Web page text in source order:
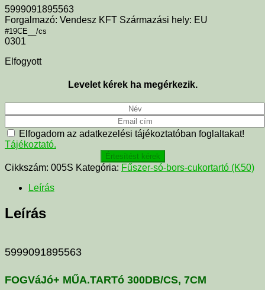
5999091895563
Forgalmazó: Vendesz KFT Származási hely: EU
#19CE__/cs
0301
Elfogyott
Levelet kérek ha megérkezik.
Elfogadom az adatkezelési tájékoztatóban foglaltakat!
Tájékoztató.
Értesítést kérek
Cikkszám: 005S Kategória: Fűszer-só-bors-cukortartó (K50)
Leírás
Leírás
5999091895563
FOGVáJó+ MŰA.TARTó 300DB/CS, 7CM